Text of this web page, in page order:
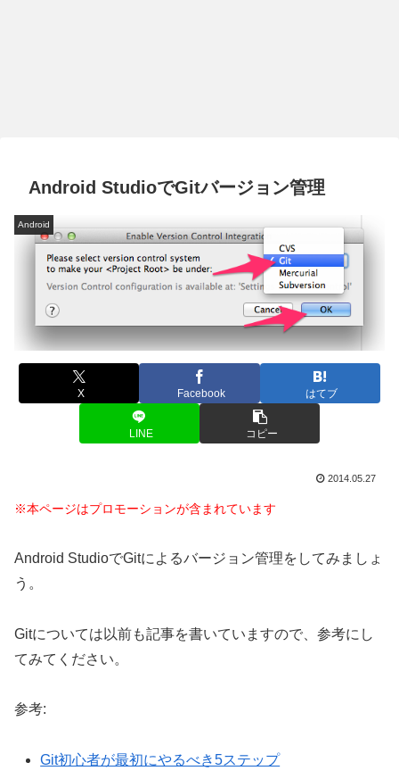
Android StudioでGitバージョン管理
Android
X Facebook はてブ
LINE コピー
2014.05.27
※本ページはプロモーションが含まれています
Android StudioでGitによるバージョン管理をしてみましょ
う。
Gitについては以前も記事を書いていますので、参考にし
てみてください。
参考:
Git初心者が最初にやるべき5ステップ